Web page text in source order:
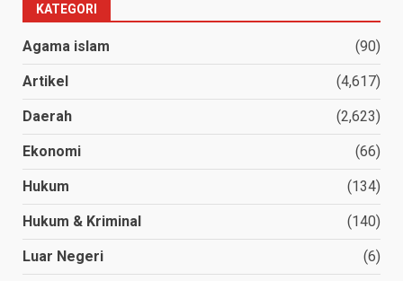
KATEGORI
Agama islam (90)
Artikel (4,617)
Daerah (2,623)
Ekonomi (66)
Hukum (134)
Hukum & Kriminal (140)
Luar Negeri (6)